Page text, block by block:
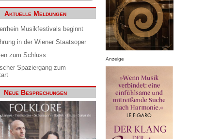
Aktuelle Meldungen
Musikfestivals beginnt
in der Wiener Staatsoper
zum Schluss
Spaziergang zum
Neue Besprechungen
Anzeige